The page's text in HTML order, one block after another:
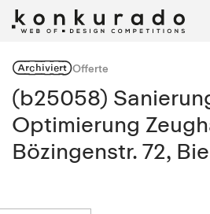
ArchiviertOfferte
(b25058)
Optimierung
Bözingenstr. 72,